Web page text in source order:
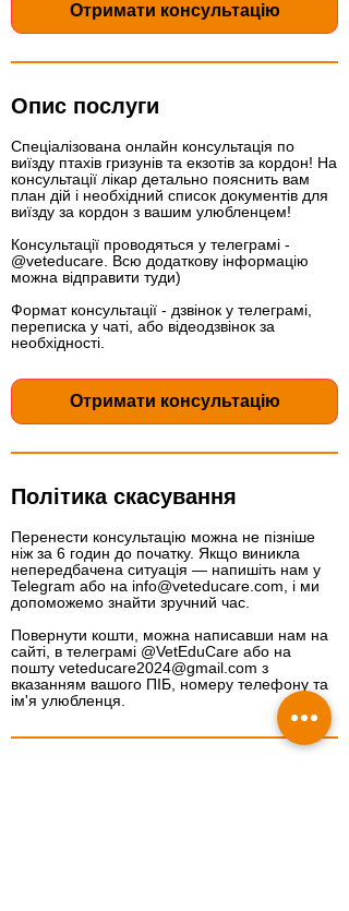
Отримати консультацію
Опис послуги
Спеціалізована онлайн консультація по
виїзду птахів гризунів та екзотів за кордон! На
консультації лікар детально пояснить вам
план дій і необхідний список документів для
виїзду за кордон з вашим улюбленцем!
Консультації проводяться у телеграмі -
@veteducare. Всю додаткову інформацію
можна відправити туди)
Формат консультації - дзвінок у телеграмі,
переписка у чаті, або відеодзвінок за
необхідності.
Отримати консультацію
Політика скасування
Перенести консультацію можна не пізніше
ніж за 6 годин до початку. Якщо виникла
непередбачена ситуація — напишіть нам у
Telegram або на info@veteducare.com, і ми
допоможемо знайти зручний час.
Повернути кошти, можна написавши нам на
сайті, в телеграмі @VetEduCare або на
пошту veteducare2024@gmail.com з
вказанням вашого ПІБ, номеру телефону та
ім'я улюбленця.